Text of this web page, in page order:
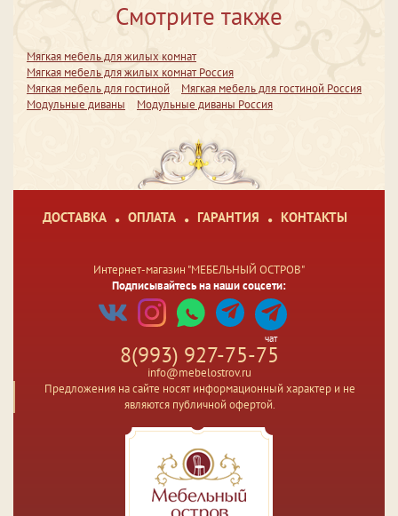
Смотрите также
Мягкая мебель для жилых комнат
Мягкая мебель для жилых комнат Россия
Мягкая мебель для гостиной
Мягкая мебель для гостиной Россия
Модульные диваны
Модульные диваны Россия
ДОСТАВКА ОПЛАТА ГАРАНТИЯ КОНТАКТЫ
Интернет-магазин "МЕБЕЛЬНЫЙ ОСТРОВ"
Подписывайтесь на наши соцсети:
чат
8(993) 927-75-75
info@mebelostrov.ru
Предложения на сайте носят информационный характер и не
являются публичной офертой.